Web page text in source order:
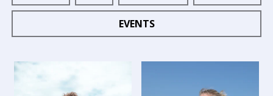
EVENTS